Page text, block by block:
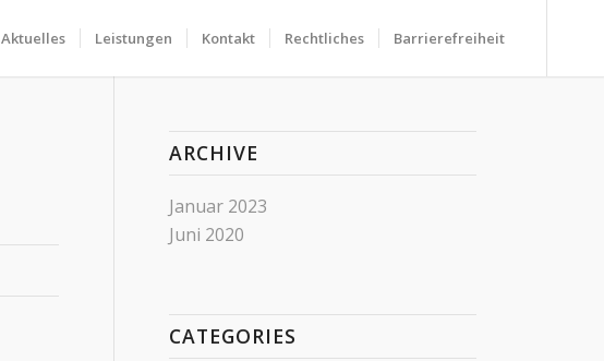
Aktuelles Leistungen Kontakt Rechtliches Barrierefreiheit
ARCHIVE
Januar 2023
Juni 2020
CATEGORIES